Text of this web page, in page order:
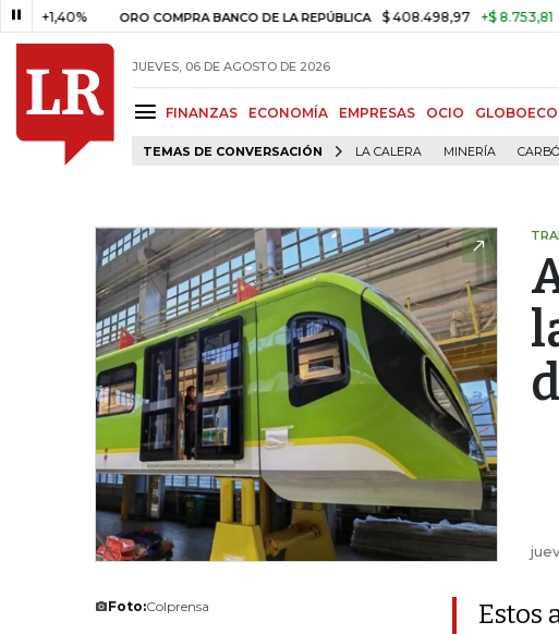
ORO COMPRA BANCO DE LA REPÚBLICA $ 408.498,97 +$ 8.753,81 +2,19%
JUEVES, 06 DE AGOSTO DE 2026
FINANZAS ECONOMÍA EMPRESAS OCIO
TEMAS DE CONVERSACIÓN LA CALERA MINERÍA
Foto:Colprensa
Estos